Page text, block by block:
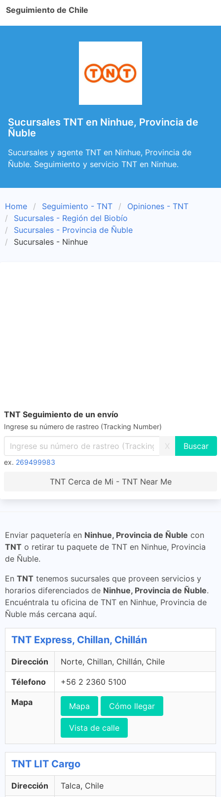
Seguimiento de Chile
Sucursales TNT en Ninhue, Provincia de
Ñuble
Sucursales y agente TNT en Ninhue, Provincia de
Ñuble. Seguimiento y servicio TNT en Ninhue.
Home Seguimiento - TNT
Opiniones - TNT
Sucursales - Región del Biobío
Sucursales - Provincia de Ñuble
Sucursales - Ninhue
TNT Seguimiento de un envío
Ingrese su número de rastreo (Tracking Number)
X
ex. 269499983
TNT Cerca de Mi - TNT Near Me
Enviar paquetería en Ninhue, Provincia de Ñuble con
TNT o retirar tu paquete de TNT en Ninhue, Provincia
de Ñuble.
En TNT tenemos sucursales que proveen servicios y
horarios diferenciados de Ninhue, Provincia de Ñuble.
Encuéntrala tu oficina de TNT en Ninhue, Provincia de
Ñuble más cercana aquí.
TNT Express, Chillan, Chillán
Dirección Norte, Chillan, Chillán, Chile
Télefono +56 2 2360 5100
Mapa Mapa Cómo llegar
Vista de calle
TNT LIT Cargo
Dirección Talca, Chile